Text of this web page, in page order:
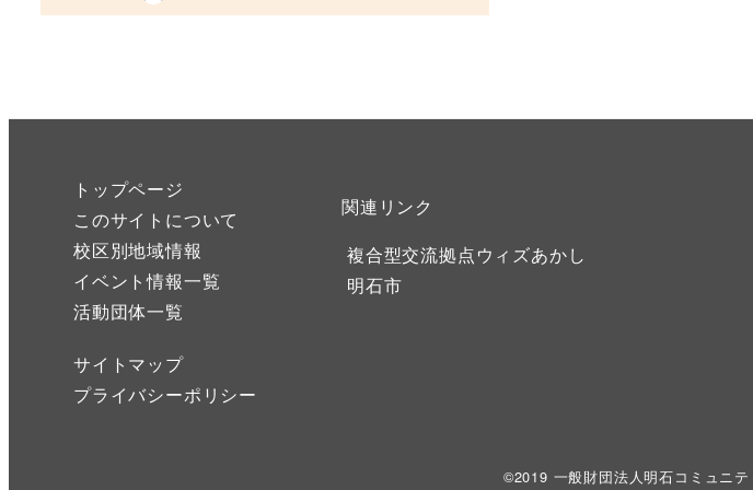
トップページ
このサイトについて
校区別地域情報
イベント情報一覧
活動団体一覧
サイトマップ
プライバシーポリシー
関連リンク
複合型交流拠点ウィズあかし
明石市
©2019 一般財団法人明石コミュニ